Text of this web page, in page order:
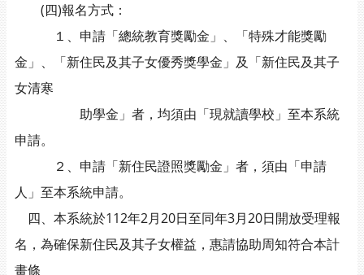
(四)報名方式：
１、申請「總統教育獎勵金」、「特殊才能獎勵
金」、「新住民及其子女優秀獎學金」及「新住民及其子
女清寒
助學金」者，均須由「現就讀學校」至本系統
申請。
２、申請「新住民證照獎勵金」者，須由「申請
人」至本系統申請。
四、本系統於112年2月20日至同年3月20日開放受理報
名，為確保新住民及其子女權益，惠請協助周知符合本計
畫條